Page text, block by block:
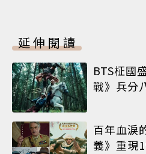
延伸閱讀
BTS柾國
戰》兵分
百年血淚
義》重現